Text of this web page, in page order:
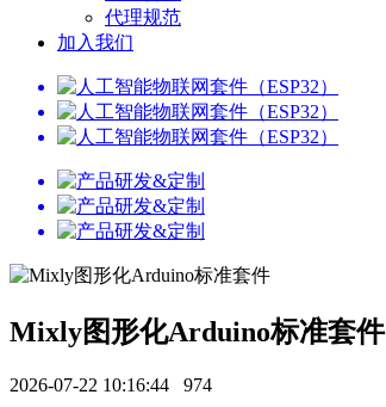
代理规范
加入我们
Mixly图形化Arduino标准套件
2026-07-22 10:16:44 974